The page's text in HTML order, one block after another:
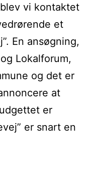
vi kontaktet
et
En ansøgning,
Lokalforum,
og det er
at
er
er snart en